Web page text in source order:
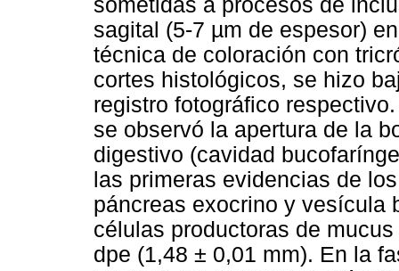
sagital (5-7 µm de espesor)
técnica de coloración con
cortes histológicos, se hizo
registro fotográfico
se observó la apertura de la
digestivo (cavidad
las primeras evidencias de
páncreas exocrino y vesícula
células productoras de
dpe (1,48 ± 0,01 mm). En la